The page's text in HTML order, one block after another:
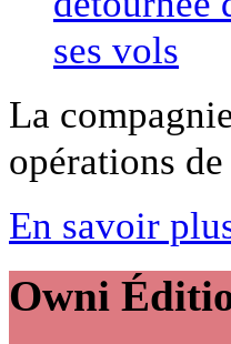
La
opérations
En savoir
Owni